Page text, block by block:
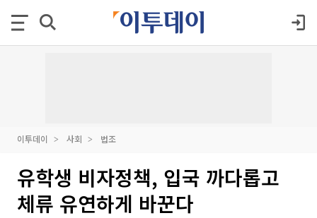
이투데이 사회 법조
유학생 비자정책, 입국 까다롭고
체류 유연하게 바꾼다